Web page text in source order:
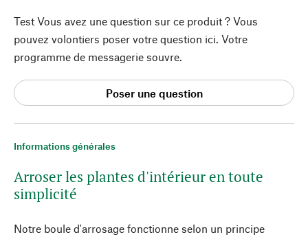
Informations générales
Arroser les plantes d'intérieur en toute
simplicité
Notre boule d'arrosage fonctionne selon un principe
Test Vous avez une question sur ce produit ? Vous
pouvez volontiers poser votre question ici. Votre
programme de messagerie souvre.
Poser une question